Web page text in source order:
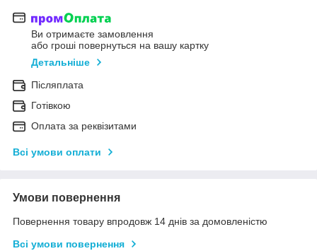
Ви отримаєте замовлення
або гроші повернуться на вашу картку
Детальніше
Післяплата
Готівкою
Оплата за реквізитами
Всі умови оплати
Умови повернення
Повернення товару впродовж 14 днів за домовленістю
Всі умови повернення